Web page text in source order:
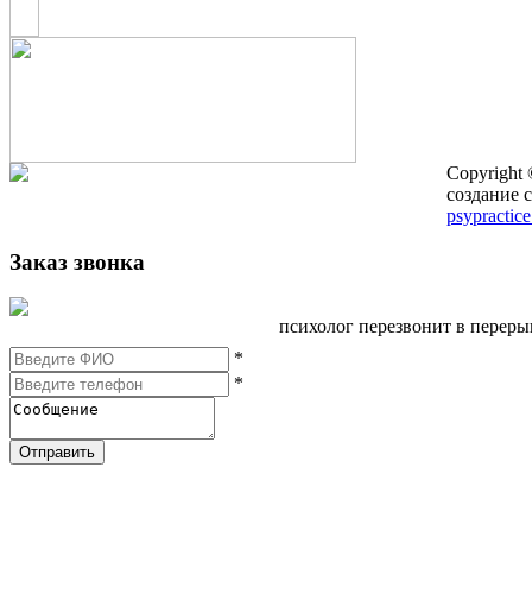
Copyright
создание
Заказ звонка
психолог перезвонит в
*
*